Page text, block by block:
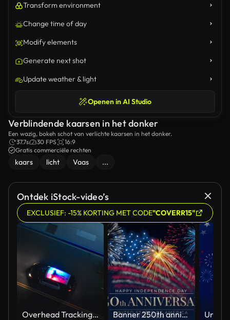
Transform environment
Change time of day
Modify elements
Generate next shot
Update weather & light
Openen in AI Studio
Verblindende kaarsen in het donker
Een wazig, bokeh schot van verlichte kaarsen in het donker.
37.7s
30 FPS
16:9
Gratis commerciële rechten
kaars licht Vaas ...
Ontdek iStock-video’s
EXCLUSIEF: -15% KORTING MET CODE"COVERR15"
Overhead Tracking Drone Shot of a Police Car Driving on a City Street with Lights On at Night Banner 250th anniversary of the USA. 250 years of independence. 4th of july 2026 usa independence day, video greeting card. US flag fireworks on blue sky background. Fourth of july. 4k seamless loop